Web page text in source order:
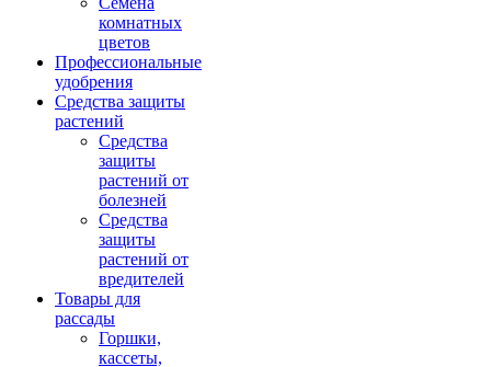
комнатных
цветов
Профессиональные
удобрения
Средства защиты
растений
Средства
защиты
растений от
болезней
Средства
защиты
растений от
вредителей
Товары для
рассады
Горшки,
кассеты,